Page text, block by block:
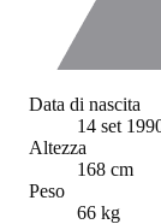
Data di nascita
14 set
Altezza
168 cm
Peso
66 kg